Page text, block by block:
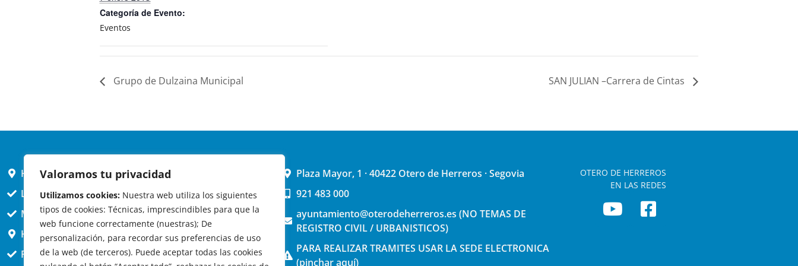
Valoramos tu privacidad
Utilizamos cookies: Nuestra web utiliza los siguientes
tipos de cookies: Técnicas, imprescindibles para que la
web funcione correctamente (nuestras); De
personalización, para recordar sus preferencias de uso
de la web (de terceros). Puede aceptar todas las cookies
Categoría de Evento:
Eventos
Grupo de Dulzaina Municipal SAN JULIAN –Carrera de Cintas
HORARIO AYUNTAMIENTO
L,X,J,V 9 a 14h
MARTES cerrado atención presencial
HORARIO ARQUITECTO
Presencial jueves 12h a 14:30
Plaza Mayor, 1 · 40422 Otero de Herreros · Segovia
921 483 000
ayuntamiento@oterodeherreros.es (NO TEMAS DE
REGISTRO CIVIL / URBANISTICOS)
PARA REALIZAR TRAMITES USAR LA SEDE ELECTRONICA
(pinchar aquí)
OTERO DE HERREROS
EN LAS REDES